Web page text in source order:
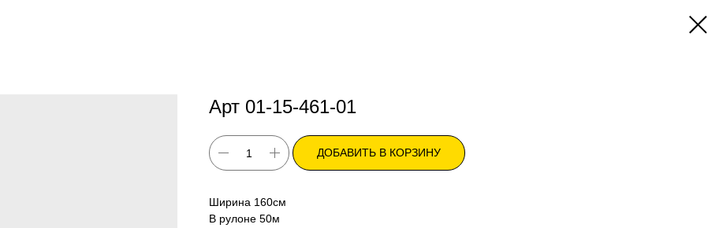
Арт 01-15-461-01
ДОБАВИТЬ В КОРЗИНУ
Ширина 160см
В рулоне 50м